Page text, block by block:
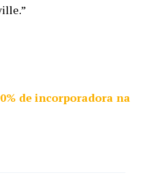
de incorporadora na